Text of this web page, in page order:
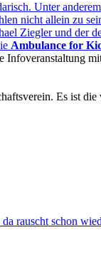
Unter
nicht allein zu
Ziegler und der
Ambulance for
Infoveranstaltung
Es ist die
rauscht schon